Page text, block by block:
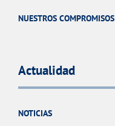
NUESTROS COMPROMISOS
Actualidad
NOTICIAS